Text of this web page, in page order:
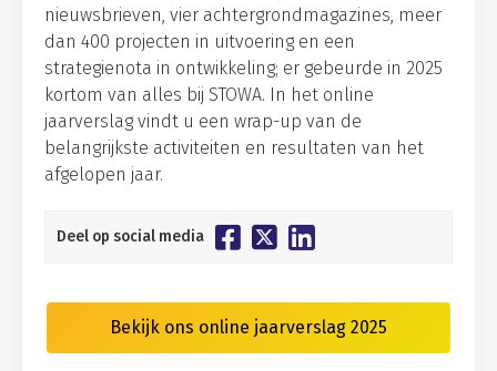
nieuwsbrieven, vier achtergrondmagazines, meer
dan 400 projecten in uitvoering en een
strategienota in ontwikkeling; er gebeurde in 2025
kortom van alles bij STOWA. In het online
jaarverslag vindt u een wrap-up van de
belangrijkste activiteiten en resultaten van het
afgelopen jaar.
Deel op social media
Bekijk ons online jaarverslag 2025